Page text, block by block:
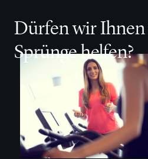
Dürfen wir Ihnen
Sprünge helfen?